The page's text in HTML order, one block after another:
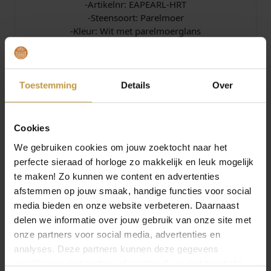
Toestemming Details Over
Cookies
We gebruiken cookies om jouw zoektocht naar het
perfecte sieraad of horloge zo makkelijk en leuk mogelijk
te maken! Zo kunnen we content en advertenties
afstemmen op jouw smaak, handige functies voor social
media bieden en onze website verbeteren. Daarnaast
delen we informatie over jouw gebruik van onze site met
onze partners voor social media, advertenties en
analyses. Deze partners kunnen deze gegevens
combineren met andere informatie die je met hen hebt
-Artikelnr: EAPEARL-HRT
-Steensoort: Parelmoer
-Kleur: Wit met parelmoerglans
De sieraden van Sparkling Jewels worden geleverd
in de originele Sparkling Jewels verpakking.
Juwelierswebshop.nl is officieel dealer van
De Sparkling Jewels collectie wordt verzorgd door
officieel dealer de Grijff Juweliers Zutphen.
Specificaties
Over Sparkling Jewels